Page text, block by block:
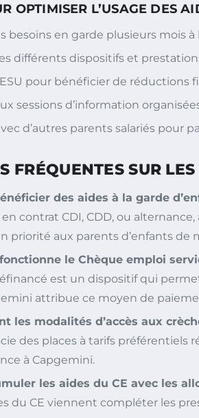
OPTIMISER L’USAGE DES
besoins en garde plusieurs mois à
différents dispositifs et
pour bénéficier de réductions
sessions d’information
d’autres parents salariés pour
FRÉQUENTES SUR
des aides à la garde
en contrat CDI, CDD, ou
priorité aux parents d’enfants de
le Chèque emploi
est un dispositif qui
attribue ce moyen de
les modalités d’accès aux
des places à tarifs préférentiels
à Capgemini.
les aides du CE avec les
du CE viennent compléter les